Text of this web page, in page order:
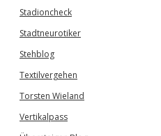
Stadioncheck
Stadtneurotiker
Stehblog
Textilvergehen
Torsten Wieland
Vertikalpass